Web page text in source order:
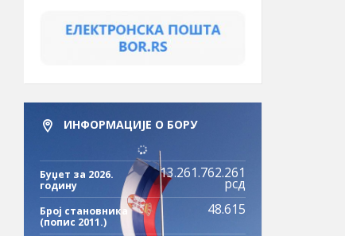
ИНФОРМАЦИЈЕ О БОРУ
Буџет за 2026.
годину
13.261.762.261
рсд
Број становника
(попис 2011.)
48.615